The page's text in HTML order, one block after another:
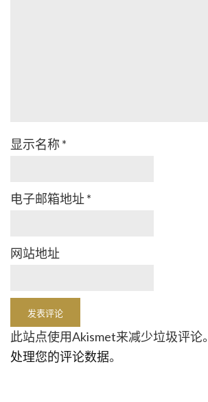
显示名称 *
电子邮箱地址 *
网站地址
此站点使用Akismet来减少垃圾评论。
处理您的评论数据。